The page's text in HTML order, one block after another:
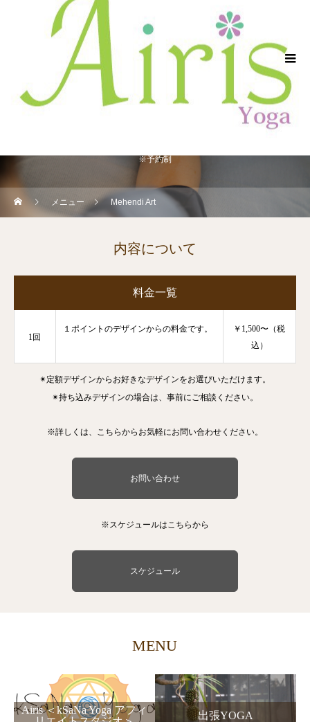
神奈川県横浜市／静岡県浜松市／インド伝統のスタイルSiva Raja Yogaのイ
ンストラクターによるレッスン
※予約制
メニュー Mehendi Art
内容について
料金一覧
1回
１ポイントのデザインからの料金です。
￥1,500〜（税
込）
✴︎定額デザインからお好きなデザインをお選びいただけます。
✴︎持ち込みデザインの場合は、事前にご相談ください。
※詳しくは、こちらからお気軽にお問い合わせください。
お問い合わせ
※スケジュールはこちらから
スケジュール
MENU
Airis ＜kSaNa Yoga アフィ
出張YOGA